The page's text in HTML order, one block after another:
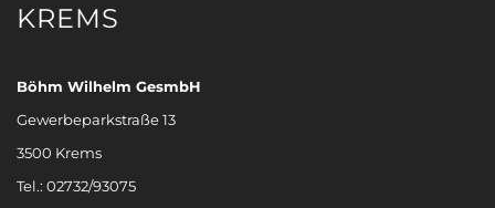
KREMS
Böhm Wilhelm GesmbH
Gewerbeparkstraße 13
3500 Krems
Tel.: 02732/93075